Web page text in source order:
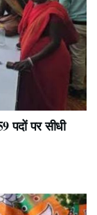
पदों पर सीधी